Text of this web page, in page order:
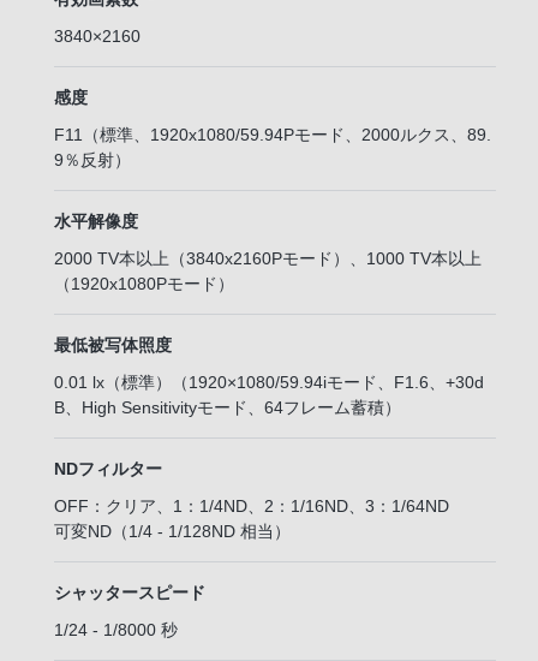
3840×2160
感度
F11（標準、1920x1080/59.94Pモード、2000ルクス、89.
9％反射）
水平解像度
2000 TV本以上（3840x2160Pモード）、1000 TV本以上
（1920x1080Pモード）
最低被写体照度
0.01 lx（標準）（1920×1080/59.94iモード、F1.6、+30d
B、High Sensitivityモード、64フレーム蓄積）
NDフィルター
OFF：クリア、1：1/4ND、2：1/16ND、3：1/64ND
可変ND（1/4 - 1/128ND 相当）
シャッタースピード
1/24 - 1/8000 秒